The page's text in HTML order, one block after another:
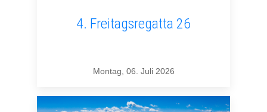
4. Freitagsregatta 26
Montag, 06. Juli 2026